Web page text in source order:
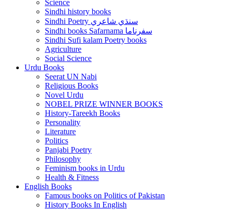
Science
Sindhi history books
Sindhi Poetry سنڌي شاعري
Sindhi books Safarnama سفرناما
Sindhi Sufi kalam Poetry books
Agriculture
Social Science
Urdu Books
Seerat UN Nabi
Religious Books
Novel Urdu
NOBEL PRIZE WINNER BOOKS
History-Tareekh Books
Personality
Literature
Politics
Panjabi Poetry
Philosophy
Feminism books in Urdu
Health & Fitness
English Books
Famous books on Politics of Pakistan
History Books In English